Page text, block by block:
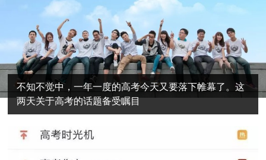
不知不觉中，一年一度的高考今天又要落下帷幕了。这
两天关于高考的话题备受瞩目